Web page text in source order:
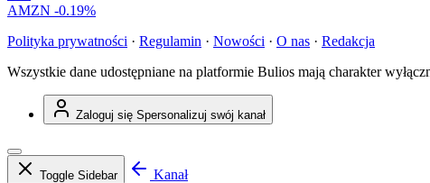
AMZN -0.19%
Polityka prywatności · Regulamin · Nowości · O nas · Redakcja
Wszystkie dane udostępniane na platformie Bulios mają charakter
Zaloguj się Spersonalizuj swój kanał
Toggle Sidebar
Kanał